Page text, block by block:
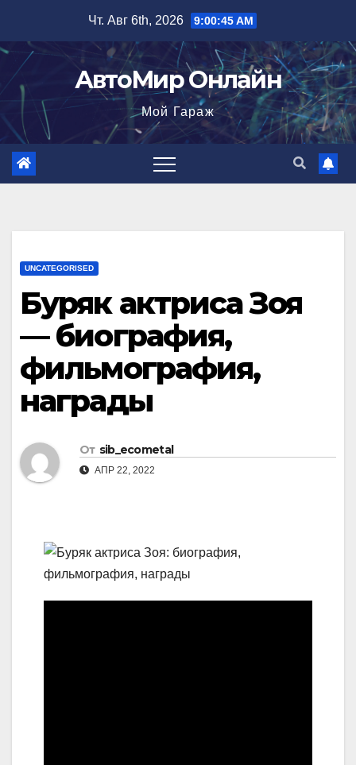
содержимому
Чт. Авг 6th, 2026 9:00:46 AM
АвтоМир Онлайн
Мой Гараж
UNCATEGORISED
Буряк актриса Зоя
— биография,
фильмография,
награды
От sib_ecometal
АПР 22, 2022